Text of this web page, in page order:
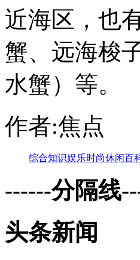
近海区，也
蟹、远海梭
水蟹）等。
作者:焦点
综合知识娱乐时尚休闲百
------分隔线
头条新闻